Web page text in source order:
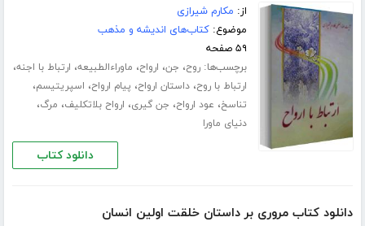
از: مکارم شیرازی
موضوع:کتاب‌های اندیشه و مذهب
۵۹ صفحه
برچسب‌ها:روح، جن، ارواح، ماوراءالطبیعه، ارتباط با اجنه،
ارتباط با روح،داستان ارواح، پیام ارواح، اسپریتیسم،
تناسخ، عود ارواح، جن گیری، ارواح بلاتکلیف، مرگ،
دنیای ماورا
دانلود کتاب
دانلود کتاب مروری بر داستان خلقت اولین انسان